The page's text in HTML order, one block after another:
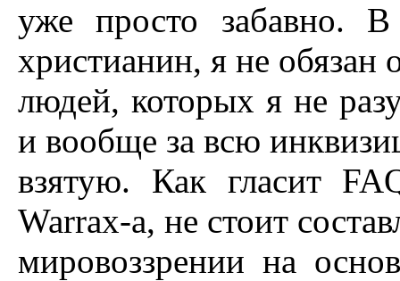
уже просто забавно.
христианин, я не обязан
людей, которых я не
и вообще за всю
взятую. Как гласит
Warrax-a, не стоит
мировоззрении на